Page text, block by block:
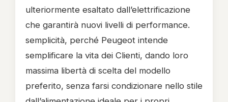
ulteriormente esaltato dall’elettrificazione
che garantirà nuovi livelli di performance.
semplicità, perché Peugeot intende
semplificare la vita dei Clienti, dando loro
massima libertà di scelta del modello
preferito, senza farsi condizionare nello stile